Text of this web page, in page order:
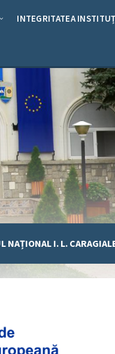
INTEGRITATEA
NAȚIONAL I. L.